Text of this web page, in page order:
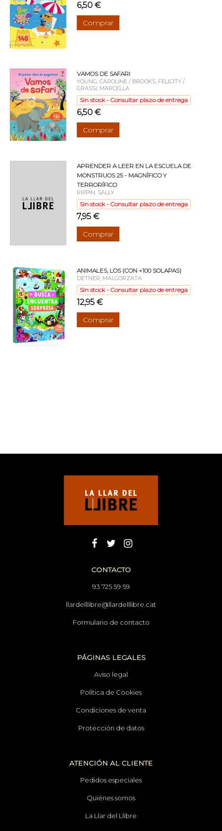
6,50 €
Comprar
VAMOS DE SAFARI
YOUNG, CAROLINE / BROOKS, FELICITY /
GRASSI, MARCELLA
Sin stock - Consultar plazo de entrega
6,50 €
Comprar
APRENDER A LEER EN LA ESCUELA DE
MONSTRUOS 25 - MAGNÍFICO Y
TERRORÍFICO
RIPPIN, SALLY
Sin stock - Consultar plazo de entrega
7,95 €
Comprar
ANIMALES, LOS (CON +100 SOLAPAS)
DETNER, MALGORZATA
Sin stock - Consultar plazo de entrega
12,95 €
Comprar
CONTACTO
93 725 59 59
llardelllibre@llardelllibre.cat
Formulario de contacto
PÁGINAS LEGALES
Aviso legal
Política de Cookies
Condiciones de venta
Protección de datos
ATENCIÓN AL CLIENTE
Pedidos especiales
Quiénes somos
La Llar del Llibre